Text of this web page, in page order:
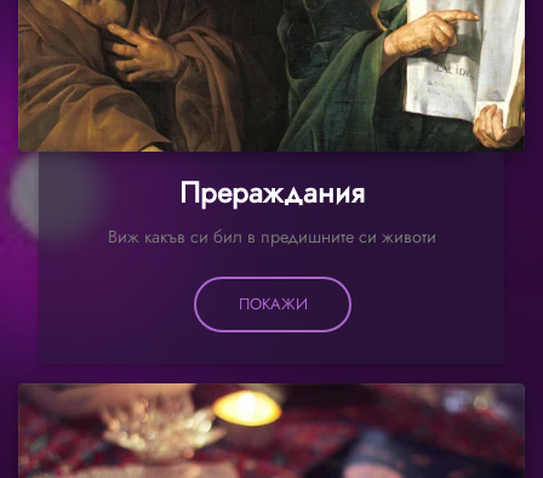
Прераждания
Виж какъв си бил в предишните си животи
ПОКАЖИ